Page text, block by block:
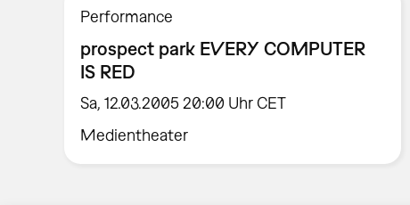
Performance
prospect park EVERY COMPUTER
IS RED
Sa, 12.03.2005 20:00 Uhr CET
Medientheater